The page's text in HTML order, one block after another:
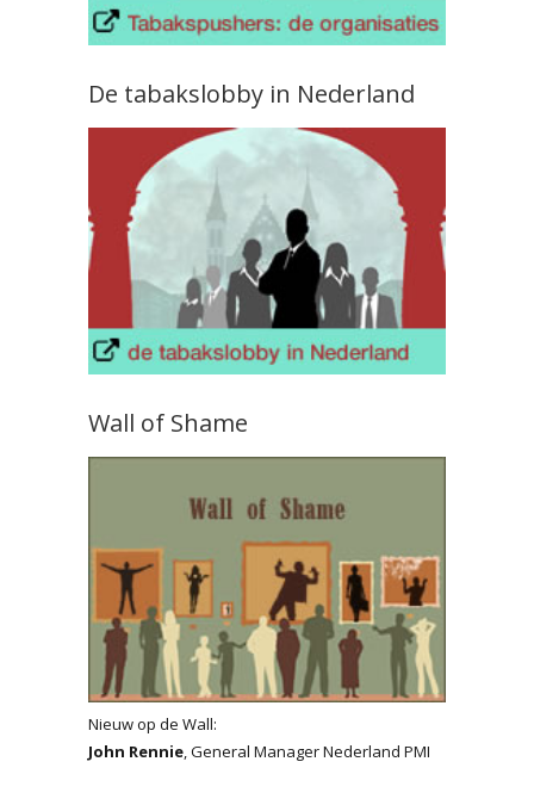
De tabakslobby in Nederland
Wall of Shame
Nieuw op de Wall:
John Rennie, General Manager Nederland PMI